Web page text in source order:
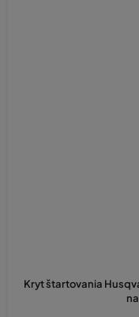
Kryt štartovania